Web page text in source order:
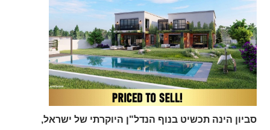
סביון הינה תכשיט בנוף הנדל"ן היוקרתי של ישראל,